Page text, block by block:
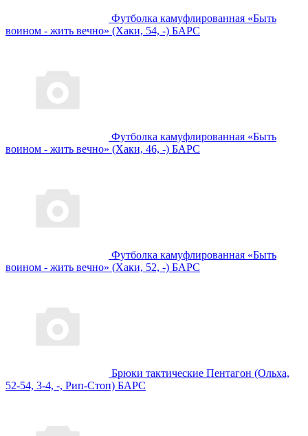
Футболка камуфлированная «Быть
воином - жить вечно» (Хаки, 54, -) БАРС
Футболка камуфлированная «Быть
воином - жить вечно» (Хаки, 46, -) БАРС
Футболка камуфлированная «Быть
воином - жить вечно» (Хаки, 52, -) БАРС
Брюки тактические Пентагон (Ольха,
52-54, 3-4, -, Рип-Стоп) БАРС